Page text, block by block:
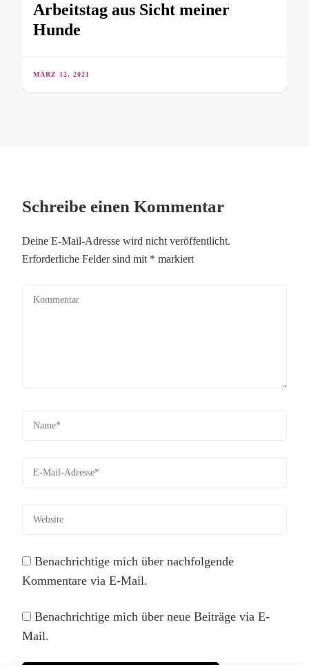
Arbeitstag aus Sicht meiner
Hunde
MÄRZ 12, 2021
Schreibe einen Kommentar
Deine E-Mail-Adresse wird nicht veröffentlicht.
Erforderliche Felder sind mit * markiert
Benachrichtige mich über nachfolgende
Kommentare via E-Mail.
Benachrichtige mich über neue Beiträge via E-
Mail.